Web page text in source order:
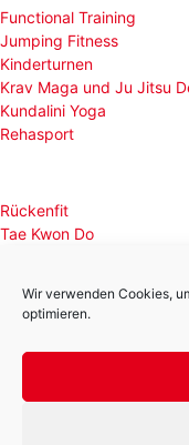
Wir verwenden Cookies,
optimieren.
Functional Training
Jumping Fitness
Kinderturnen
Krav Maga und Ju Jitsu
Kundalini Yoga
Rehasport
Rückenfit
Tae Kwon Do